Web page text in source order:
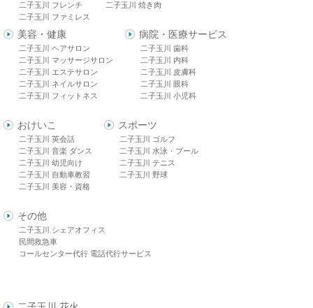
二子玉川 フレンチ
二子玉川 ファミレス
二子玉川 焼き肉
美容・健康
二子玉川 ヘアサロン
二子玉川 マッサージサロン
二子玉川 エステサロン
二子玉川 ネイルサロン
二子玉川 フィットネス
病院・医療サービス
二子玉川 歯科
二子玉川 内科
二子玉川 皮膚科
二子玉川 眼科
二子玉川 小児科
おけいこ
二子玉川 英会話
二子玉川 音楽 ダンス
二子玉川 幼児向け
二子玉川 自動車教習
二子玉川 美容・資格
スポーツ
二子玉川 ゴルフ
二子玉川 水泳・プール
二子玉川 テニス
二子玉川 野球
その他
二子玉川 シェアオフィス
民間救急車
コールセンター代行 電話代行サービス